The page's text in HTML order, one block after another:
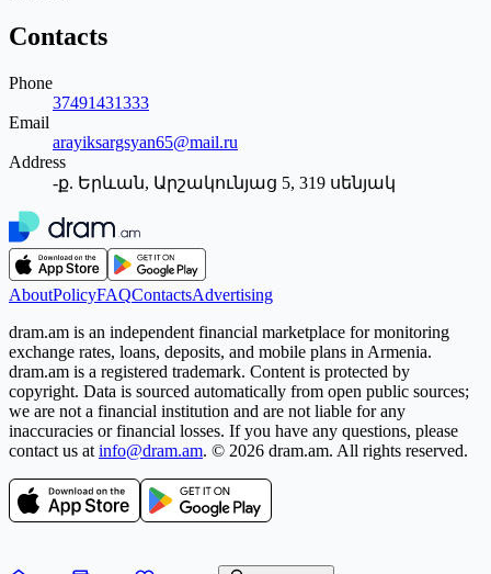
Contacts
Phone
37491431333
Email
arayiksargsyan65@mail.ru
Address
-ք. Երևան, Արշակունյաց 5, 319 սենյակ
AboutPolicyFAQContactsAdvertising
dram.am is an independent financial marketplace for monitoring
exchange rates, loans, deposits, and mobile plans in Armenia.
dram.am is a registered trademark. Content is protected by
copyright. Data is sourced automatically from open public sources;
we are not a financial institution and are not liable for any
inaccuracies or financial losses. If you have any questions, please
contact us at info@dram.am. © 2026 dram.am. All rights reserved.